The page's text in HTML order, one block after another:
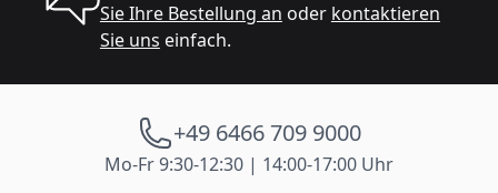
Sie Ihre Bestellung an oder kontaktieren
Sie uns einfach.
+49 6466 709 9000
Mo-Fr 9:30-12:30 | 14:00-17:00 Uhr